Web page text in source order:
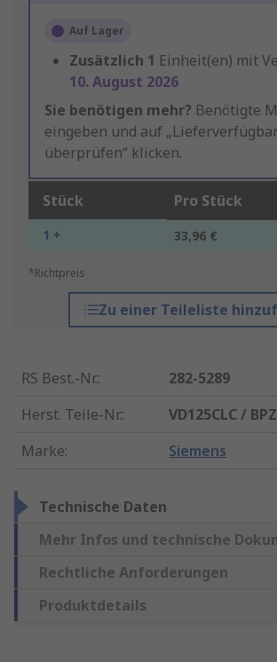
Auf Lager
Zusätzlich 1 Einheit(en) mit
10. August 2026
Sie benötigen mehr? Benötigte
eingeben und auf
überprüfen“ klicken.
Stück Pro Stück
1 + 33,96 €
*Richtpreis
Zu einer Teileliste
RS Best.-Nr.:
282-5289
Herst. Teile-Nr.:
VD125CLC /
Marke: Siemens
Technische Daten
Mehr Infos und technische
Rechtliche Anforderungen
Produktdetails